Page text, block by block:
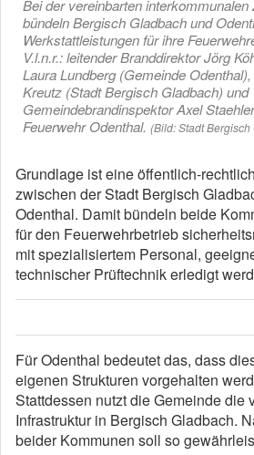
Bei der vereinbarten
bündeln Bergisch Gladbach und
Werkstattleistungen für ihre
V.l.n.r.: leitender Branddirektor Jörg
Laura Lundberg (Gemeinde
Kreutz (Stadt Bergisch Gladbach) und
Gemeindebrandinspektor Axel
Feuerwehr Odenthal. (Bild: Stadt
Grundlage ist eine öffentlich-
zwischen der Stadt Bergisch
Odenthal. Damit bündeln beide
für den Feuerwehrbetrieb
mit spezialisiertem Personal,
technischer Prüftechnik erledigt
Für Odenthal bedeutet das, dass
eigenen Strukturen vorgehalten
Stattdessen nutzt die Gemeinde die
Infrastruktur in Bergisch Gladbach.
beider Kommunen soll so